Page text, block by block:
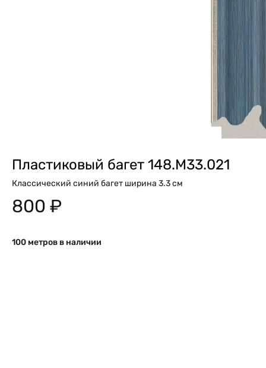
Пластиковый багет 148.M33.021
Классический синий багет ширина 3.3 см
800 ₽
100 метров в наличии